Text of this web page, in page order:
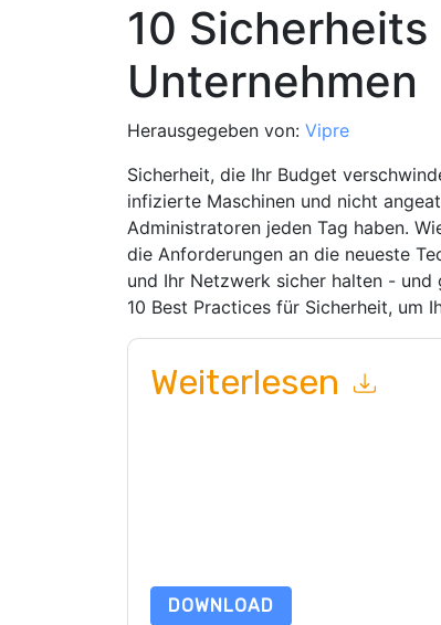
10
Unternehmen
Herausgegeben von: Vipre
Sicherheit, die Ihr Budget
infizierte Maschinen und nicht
Administratoren jeden Tag haben.
die Anforderungen an die neueste
und Ihr Netzwerk sicher halten -
10 Best Practices für Sicherheit, um
Weiterlesen
DOWNLOAD